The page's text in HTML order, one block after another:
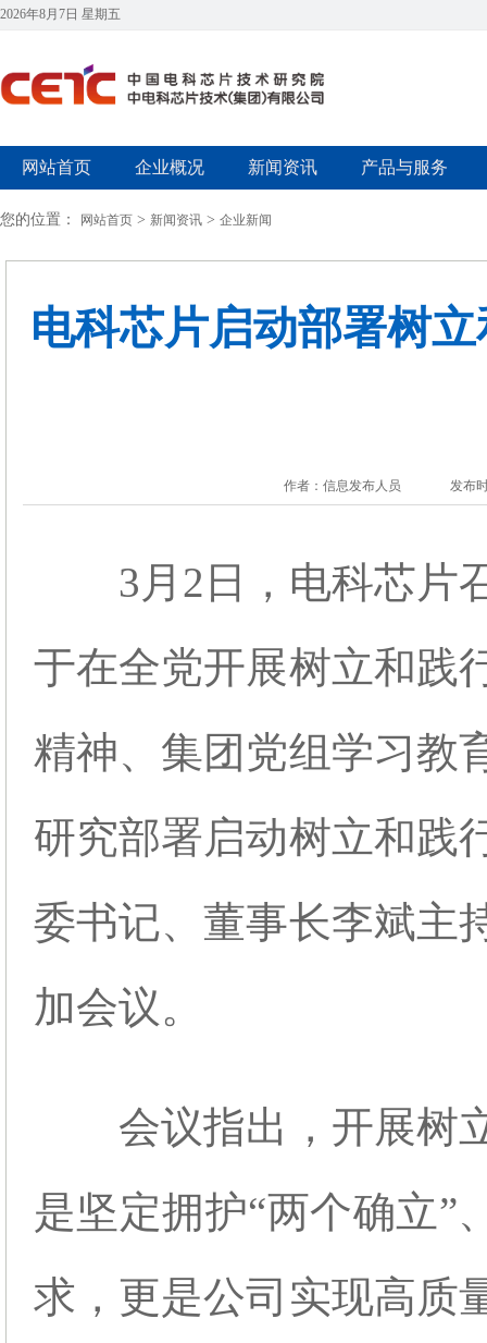
2026年8月7日 星期五
网站首页 企业概况 新闻资讯 产品与服务
您的位置： 网站首页 > 新闻资讯 > 企业新闻
电科芯片启动部署树
作者：信息发布人员 发布
3月2日，电科芯片
于在全党开展树立和践
精神、集团党组 学习教
研究部署启动树立和践
委书记、董事长李斌主
加会议。
会议指出，开展树
是坚定拥护“两个确立”
求，更是公司实现高质